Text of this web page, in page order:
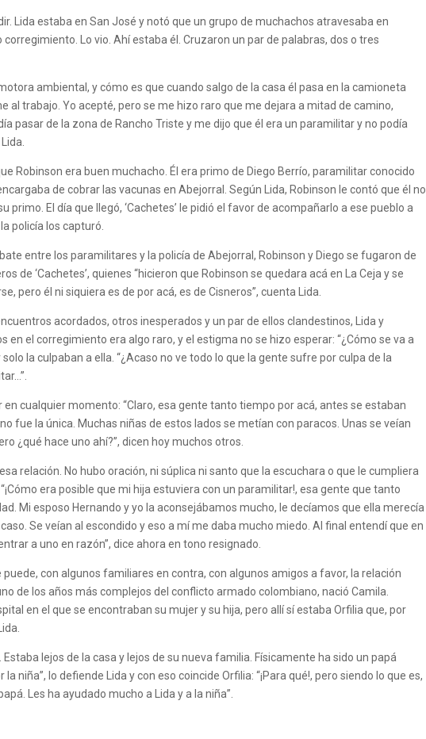
Lida estaba en San José y notó que un grupo de muchachos atravesaba en
Lo vio. Ahí estaba él. Cruzaron un par de palabras, dos o tres
ambiental, y cómo es que cuando salgo de la casa él pasa en la camioneta
al trabajo. Yo acepté, pero se me hizo raro que me dejara a mitad de camino,
pasar de la zona de Rancho Triste y me dijo que él era un paramilitar y no podía
Robinson era buen muchacho. Él era primo de Diego Berrío, paramilitar conocido
de cobrar las vacunas en Abejorral. Según Lida, Robinson le contó que él no
El día que llegó, ‘Cachetes’ le pidió el favor de acompañarlo a ese pueblo a
policía los capturó.
entre los paramilitares y la policía de Abejorral, Robinson y Diego se fugaron de
de ‘Cachetes’, quienes “hicieron que Robinson se quedara acá en La Ceja y se
pero él ni siquiera es de por acá, es de Cisneros”, cuenta Lida.
acordados, otros inesperados y un par de ellos clandestinos, Lida y
en el corregimiento era algo raro, y el estigma no se hizo esperar: “¿Cómo se va a
la culpaban a ella. “¿Acaso no ve todo lo que la gente sufre por culpa de la
cualquier momento: “Claro, esa gente tanto tiempo por acá, antes se estaban
fue la única. Muchas niñas de estos lados se metían con paracos. Unas se veían
¿qué hace uno ahí?”, dicen hoy muchos otros.
relación. No hubo oración, ni súplica ni santo que la escuchara o que le cumpliera
era posible que mi hija estuviera con un paramilitar!, esa gente que tanto
Mi esposo Hernando y yo la aconsejábamos mucho, le decíamos que ella merecía
Se veían al escondido y eso a mí me daba mucho miedo. Al final entendí que en
a uno en razón”, dice ahora en tono resignado.
con algunos familiares en contra, con algunos amigos a favor, la relación
de los años más complejos del conflicto armado colombiano, nació Camila.
en el que se encontraban su mujer y su hija, pero allí sí estaba Orfilia que, por
lejos de la casa y lejos de su nueva familia. Físicamente ha sido un papá
niña”, lo defiende Lida y con eso coincide Orfilia: “¡Para qué!, pero siendo lo que es,
Les ha ayudado mucho a Lida y a la niña”.